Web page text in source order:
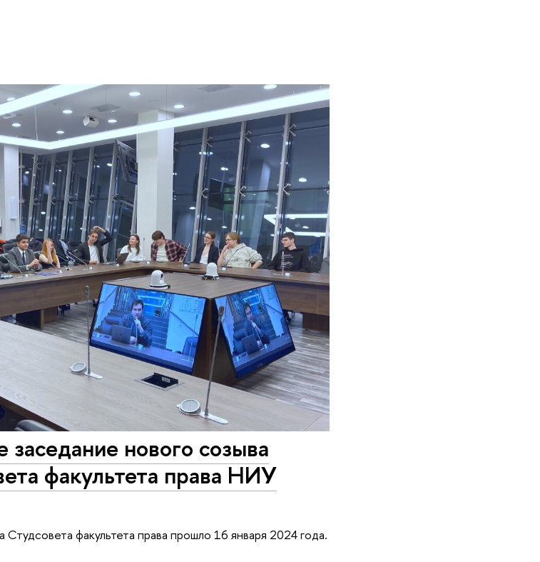
нового созыва
факультета права НИУ
факультета права прошло 16 января 2024 года.